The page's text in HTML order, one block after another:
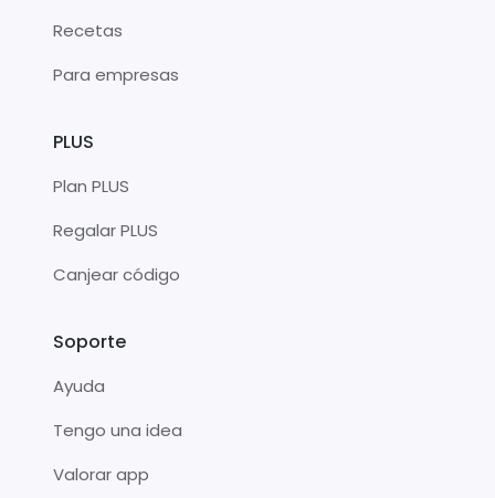
Recetas
Para empresas
PLUS
Plan PLUS
Regalar PLUS
Canjear código
Soporte
Ayuda
Tengo una idea
Valorar app